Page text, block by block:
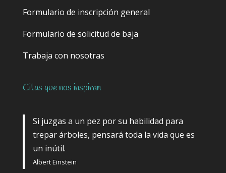
Formulario de inscripción general
Formulario de solicitud de baja
Trabaja con nosotras
Citas que nos inspiran
Si juzgas a un pez por su habilidad para
trepar árboles, pensará toda la vida que es
un inútil.
Albert Einstein